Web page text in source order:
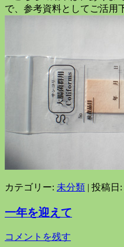
で、参考資料としてご活用
カテゴリー: 未分類 | 投稿日:
一年を迎えて
コメントを残す